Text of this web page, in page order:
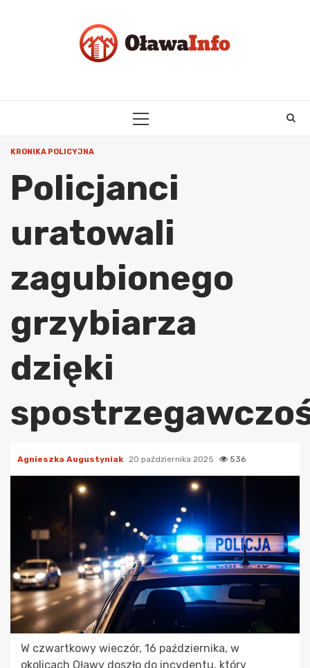
PRIMARY
KRONIKA POLICYJNA
Policjanci
uratowali
zagubionego
grzybiarza
dzięki
Agnieszka Augustyniak 20 października 2025 536
W czwartkowy wieczór, 16 października, w
okolicach Oławy doszło do incydentu, który